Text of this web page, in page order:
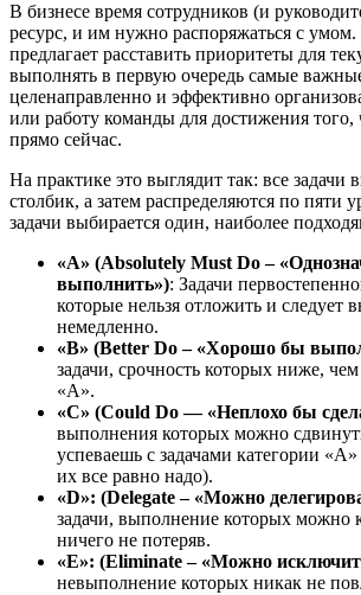
В бизнесе время сотрудников (и
ресурс, и им нужно распоряжаться с
предлагает расставить приоритеты для
выполнять в первую очередь самые
целенаправленно и эффективно
или работу команды для достижения
прямо сейчас.
На практике это выглядит так: все задачи
столбик, а затем распределяются по пяти
задачи выбирается один, наиболее
«A» (Absolutely Must Do –
выполнить»): Задачи
которые нельзя отложить и следует
немедленно.
«B» (Better Do – «Хорошо бы
задачи, срочность которых ниже,
«А».
«C» (Could Do — «Неплохо бы
выполнения которых можно
успеваешь с задачами категории
их все равно надо).
«D»: (Delegate – «Можно
задачи, выполнение которых можно
ничего не потеряв.
«E»: (Eliminate – «Можно
невыполнение которых никак не